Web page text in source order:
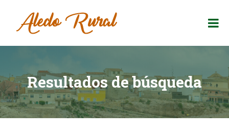
contentAledo Rural
Tu
en
MurciaResultados de búsqueda